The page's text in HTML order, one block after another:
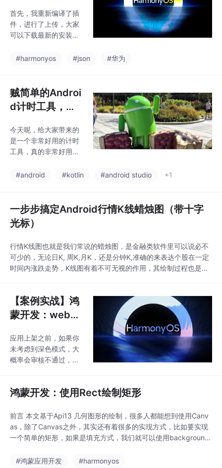
生成，使用方式呢，一
年前的文章中有过详细
的概述，这里呢也简单
首先，我重新编译了插
件，进行了上传，大家
可以下载最新的安装包
前一样，提供了在线版
升级了版本，兼容了最
新的DevEco Studio ，
还做了一层优化，就是
生成，使用方式呢，一
年前的文章中有过详细
的概述，这里呢也简单
#harmonyos #json #华为
贼简单的Androi
d计时工具，老
来。
今天呢，给大家带来的
是一个非常好用的计时
工具，真的非常好用，
延时和定时，真的从未
#android #kotlin #android studio +1
一步步搞定Android行情K线蜡烛图（带十字
光标）
行情K线图也就是我们常说的蜡烛图，是金融类软件里可以说必不
可少的，无论日K, 周K,月K，还是分钟K,准确的来表达个股在一定
时间内涨跌走势，K线图有着不可无视的作用，其绘制过程也是彰
o,则一步步为你诠释。按惯例，先看下今天要实现的效果，整个De
mo地址为：h
【案例实战】鸿
蒙开发：web页
模式
应用上架之前，如果你
未考虑到深色模式，大
概率会审核不通过，问
问题，不符合鸿蒙应用
鸿蒙开发：使用Rect绘制矩形
前言 本文基于Api13 几何图形的绘制，很多人都能想到使用Canv
as，除了Canvas之外，其实还有着很多的实现方式，比如要实现
一个简单的矩形，如果是填充方式，我们就可以使用background
用border，我们可以简单列举一下： 实现一个长100，宽100，背
#鸿蒙应用开发 #harmonyos